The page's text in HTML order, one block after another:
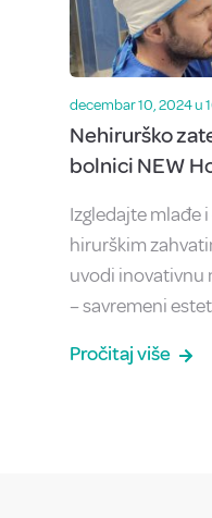
decembar 10, 2024 u
Nehirurško
bolnici NEW
Izgledajte mlađe
hirurškim
uvodi inovativnu
– savremeni
Pročitaj više